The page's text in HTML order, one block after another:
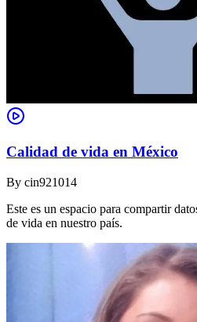
Calidad de vida en México
By cin921014
Este es un espacio para compartir
de vida en nuestro país.